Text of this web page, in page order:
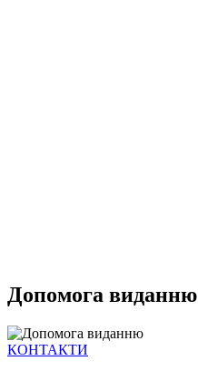
Допомога виданню
КОНТАКТИ